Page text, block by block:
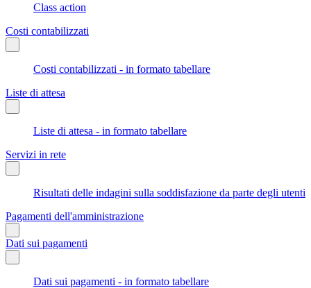
Class action
Costi contabilizzati
Costi contabilizzati - in formato tabellare
Liste di attesa
Liste di attesa - in formato tabellare
Servizi in rete
Risultati delle indagini sulla soddisfazione da parte degli utenti
Pagamenti dell'amministrazione
Dati sui pagamenti
Dati sui pagamenti - in formato tabellare